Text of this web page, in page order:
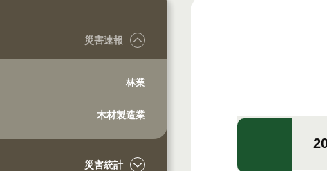
災害速報
林業
木材製造業
災害統計